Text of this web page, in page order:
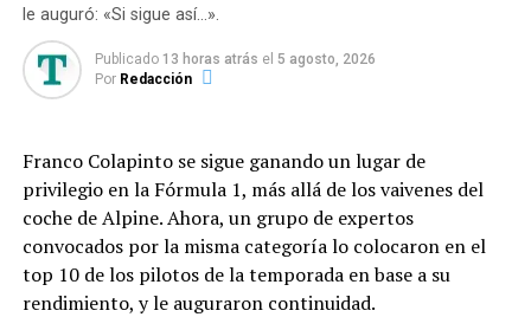
le auguró: «Si sigue así…».
Publicado 13 horas atrás el 5 agosto, 2026
Por Redacción
Franco Colapinto se sigue ganando un lugar de
privilegio en la Fórmula 1, más allá de los vaivenes del
coche de Alpine. Ahora, un grupo de expertos
convocados por la misma categoría lo colocaron en el
top 10 de los pilotos de la temporada en base a su
rendimiento, y le auguraron continuidad.